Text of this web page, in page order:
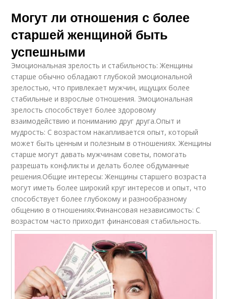
Могут ли отношения с более
старшей женщиной быть
успешными
Эмоциональная зрелость и стабильность: Женщины
старше обычно обладают глубокой эмоциональной
зрелостью, что привлекает мужчин, ищущих более
стабильные и взрослые отношения. Эмоциональная
зрелость способствует более здоровому
взаимодействию и пониманию друг друга.Опыт и
мудрость: С возрастом накапливается опыт, который
может быть ценным и полезным в отношениях. Женщины
старше могут давать мужчинам советы, помогать
разрешать конфликты и делать более обдуманные
решения.Общие интересы: Женщины старшего возраста
могут иметь более широкий круг интересов и опыт, что
способствует более глубокому и разнообразному
общению в отношениях.Финансовая независимость: С
возрастом часто приходит финансовая стабильность.